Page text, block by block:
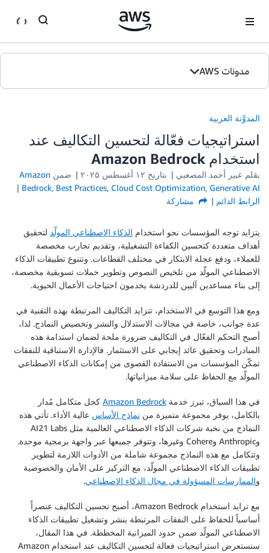
مدونات AWS
الصفحة الرئيسية
الإصدارات
المدوَّنة العربية
استراتيجيات فعّالة لتحسين التكاليف عند
استخدام Amazon Bedrock
بقلم عبير أحمد المصعبي بتاريخ ۱۲ أغسطس ۲۰۲۵ ضمن Amazon
Bedrock, Best Practices, Cloud Cost Optimization, Generative AI
الرابط الدائم
مشاركة
يتزايد توجه المؤسسات نحو استخدام الذكاء الاصطناعي المولّد لتحقيق
أهداف متعددة كتحسين الكفاءة التشغيلية، وتقديم تجارب مخصصة
للعملاء، ودفع عجلة الابتكار في مختلف القطاعات. وتتنوع تطبيقات الذكاء
الاصطناعي المولّد من تلخيص النصوص وتطوير حملات تسويقية مخصصة،
إلى بناء مساعدين آليين للدردشة يخدمون احتياجات الأعمال الحيوية.
ومع هذا التوسع في الاستخدام، تتزايد التكاليف المرتبطة بهذه التقنية في
عدة جوانب، خاصة في مجالات الاستدلال والنشر وتخصيص النماذج. لذا،
أصبح التحكم الفعّال في التكاليف ضرورة ملحة لضمان استدامة هذه
المبادرات وتحقيق عائد إيجابي على الاستثمار. فالإدارة الاستباقية للنفقات
تمكّن المؤسسات من الاستفادة القصوى من إمكانات الذكاء الاصطناعي
المولّد مع الحفاظ على سلامة ميزانياتها.
في هذا السياق، تبرز خدمة Amazon Bedrock كحل متكامل مُدار
بالكامل، يوفر مجموعة متميزة من نماذج الأساس عالية الأداء. تأتي هذه
النماذج من نخبة شركات الذكاء الاصطناعي العالمية مثل AI21 Labs
وAnthropic وCohere وغيرها، وتتوفر جميعها عبر واجهة برمجية موحدة.
وتتكامل مع هذه النماذج مجموعة شاملة من الأدوات اللازمة لتطوير
تطبيقات الذكاء الاصطناعي المولّد، مع التركيز على الأمان والخصوصية
والممارسات المسؤولة في مجال الذكاء الاصطناعي.
مع تزايد استخدام Amazon Bedrock، أصبح تحسين التكاليف عنصراً
أساسياً للحفاظ على النفقات المرتبطة بنشر وتشغيل تطبيقات الذكاء
الاصطناعي المولّد ضمن حدود الميزانية المخططة. في هذا المقال،
سنستعرض استراتيجيات فعالة لتحسين التكاليف عند استخدام Amazon